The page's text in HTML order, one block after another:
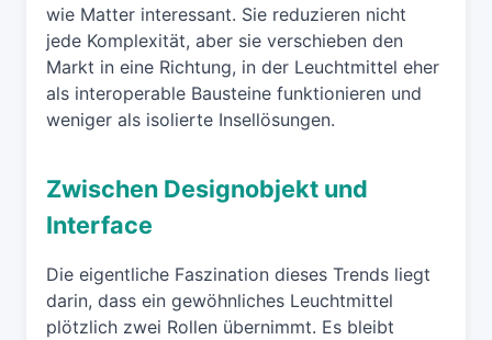
wie Matter interessant. Sie reduzieren nicht
jede Komplexität, aber sie verschieben den
Markt in eine Richtung, in der Leuchtmittel eher
als interoperable Bausteine funktionieren und
weniger als isolierte Insellösungen.
Zwischen Designobjekt und
Interface
Die eigentliche Faszination dieses Trends liegt
darin, dass ein gewöhnliches Leuchtmittel
plötzlich zwei Rollen übernimmt. Es bleibt